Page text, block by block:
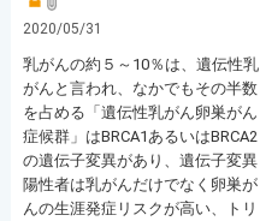
2020/05/31
乳がんの約５～10％は、遺伝性乳
がんと言われ、なかでもその半数
を占める「遺伝性乳がん卵巣がん
症候群」はBRCA1あるいはBRCA2
の遺伝子変異があり、遺伝子変異
陽性者は乳がんだけでなく卵巣が
んの生涯発症リスクが高い、トリ